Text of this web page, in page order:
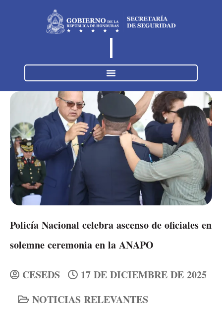
Policía Nacional celebra ascenso de oficiales en
solemne ceremonia en la ANAPO
CESEDS
17 DE DICIEMBRE DE 2025
NOTICIAS RELEVANTES